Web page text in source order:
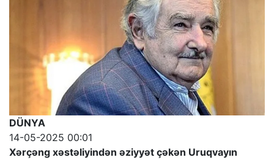
DÜNYA
14-05-2025 00:01
Xərçəng xəstəliyindən əziyyət çəkən Uruqvayın